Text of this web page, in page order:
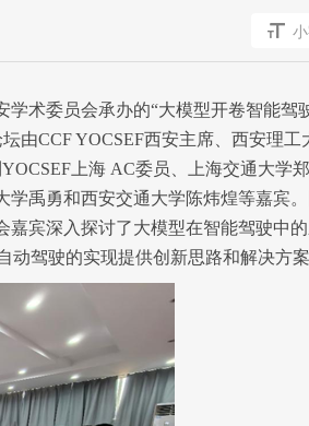
术委员会承办的“大模型开卷智能驾
由CCF YOCSEF西安主席、西安理工
上海 AC委员
上海交通大学
学禹勇和西安交通大学陈炜煌等嘉宾。
嘉宾深入探讨了大模型在智能驾驶中
动驾驶的实现提供创新思路和解决方案